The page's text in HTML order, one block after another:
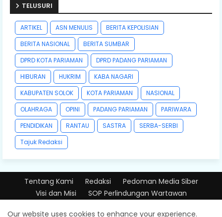
TELUSURI
ARTIKEL ASN MENULIS
BERITA KEPOLISIAN
BERITA NASIONAL
BERITA SUMBAR
DPRD KOTA PARIAMAN
DPRD PADANG PARIAMAN
HIBURAN
HUKRIM
KABA NAGARI
KABUPATEN SOLOK
KOTA PARIAMAN
NASIONAL
OLAHRAGA
OPINI PADANG PARIAMAN
PARIWARA
PENDIDIKAN
RANTAU SASTRA
SERBA-SERBI
Tajuk Redaksi
Tentang Kami Redaksi
Pedoman Media Siber
Visi dan Misi
SOP Perlindungan Wartawan
Our website uses cookies to enhance your experience.